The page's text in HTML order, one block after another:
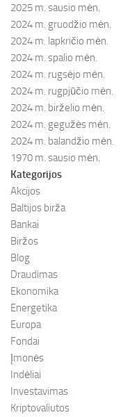
2025 m. sausio mėn.
2024 m. gruodžio mėn.
2024 m. lapkričio mėn.
2024 m. spalio mėn.
2024 m. rugsėjo mėn.
2024 m. rugpjūčio mėn.
2024 m. birželio mėn.
2024 m. gegužės mėn.
2024 m. balandžio mėn.
1970 m. sausio mėn.
Kategorijos
Akcijos
Baltijos birža
Bankai
Biržos
Blog
Draudimas
Ekonomika
Energetika
Europa
Fondai
Įmonės
Indėliai
Investavimas
Kriptovaliutos